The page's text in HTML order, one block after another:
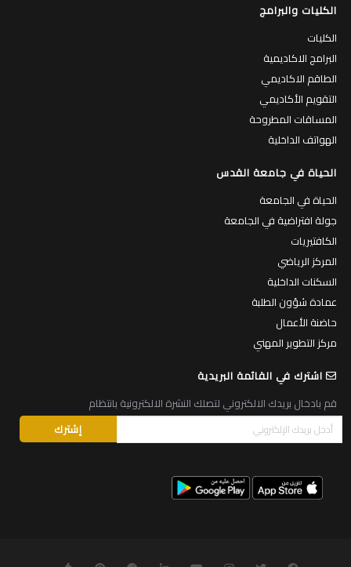
الكليات والبرامج
الكليات
البرامج الاكاديمية
الطاقم الاكاديمي
التقويم الأكاديمي
المساقات المطروحة
الهواتف الداخلية
الحياة في جامعة القدس
الحياة في الجامعة
جولة افتراضية في الجامعة
الكافتيريات
المركز الرياضي
السكنات الداخلية
عمادة شؤون الطلبة
حاضنة الأعمال
مركز التطوير المهني
اشترك في القائمة البريدية
قم بادخال بريدك الالكتروني لتصلك النشرة الالكترونية بانتظام